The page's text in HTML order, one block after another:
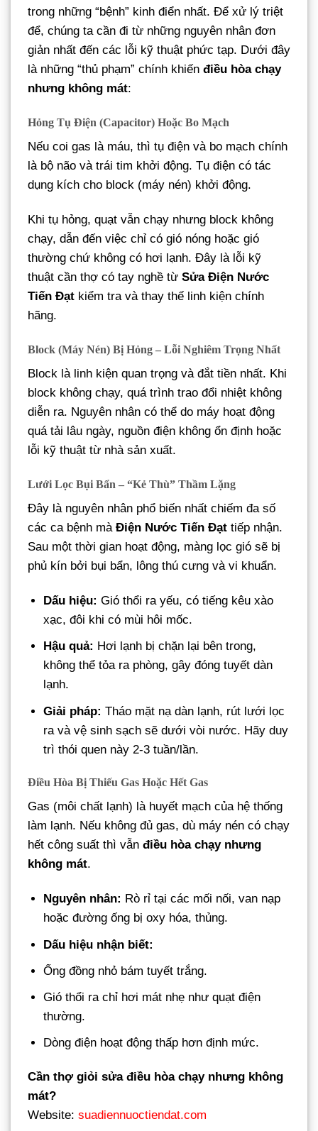
trong những “bệnh” kinh điển nhất. Để xử lý triệt
để, chúng ta cần đi từ những nguyên nhân đơn
giản nhất đến các lỗi kỹ thuật phức tạp. Dưới đây
là những “thủ phạm” chính khiến điều hòa chạy
nhưng không mát:
Hỏng Tụ Điện (Capacitor) Hoặc Bo Mạch
Nếu coi gas là máu, thì tụ điện và bo mạch chính
là bộ não và trái tim khởi động. Tụ điện có tác
dụng kích cho block (máy nén) khởi động.
Khi tụ hỏng, quạt vẫn chạy nhưng block không
chạy, dẫn đến việc chỉ có gió nóng hoặc gió
thường chứ không có hơi lạnh. Đây là lỗi kỹ
thuật cần thợ có tay nghề từ Sửa Điện Nước
Tiến Đạt kiểm tra và thay thế linh kiện chính
hãng.
Block (Máy Nén) Bị Hỏng – Lỗi Nghiêm Trọng Nhất
Block là linh kiện quan trọng và đắt tiền nhất. Khi
block không chạy, quá trình trao đổi nhiệt không
diễn ra. Nguyên nhân có thể do máy hoạt động
quá tải lâu ngày, nguồn điện không ổn định hoặc
lỗi kỹ thuật từ nhà sản xuất.
Lưới Lọc Bụi Bẩn – “Kẻ Thù” Thầm Lặng
Đây là nguyên nhân phổ biến nhất chiếm đa số
các ca bệnh mà Điện Nước Tiến Đạt tiếp nhận.
Sau một thời gian hoạt động, màng lọc gió sẽ bị
phủ kín bởi bụi bẩn, lông thú cưng và vi khuẩn.
Dấu hiệu: Gió thổi ra yếu, có tiếng kêu xào
xạc, đôi khi có mùi hôi mốc.
Hậu quả: Hơi lạnh bị chặn lại bên trong,
không thể tỏa ra phòng, gây đóng tuyết dàn
lạnh.
Giải pháp: Tháo mặt nạ dàn lạnh, rút lưới lọc
ra và vệ sinh sạch sẽ dưới vòi nước. Hãy duy
trì thói quen này 2-3 tuần/lần.
Điều Hòa Bị Thiếu Gas Hoặc Hết Gas
Gas (môi chất lạnh) là huyết mạch của hệ thống
làm lạnh. Nếu không đủ gas, dù máy nén có chạy
hết công suất thì vẫn điều hòa chạy nhưng
không mát.
Nguyên nhân: Rò rỉ tại các mối nối, van nạp
hoặc đường ống bị oxy hóa, thủng.
Dấu hiệu nhận biết:
Ống đồng nhỏ bám tuyết trắng.
Gió thổi ra chỉ hơi mát nhẹ như quạt điện
thường.
Dòng điện hoạt động thấp hơn định mức.
Cần thợ giỏi sửa điều hòa chạy nhưng không
mát?
Website: suadiennuoctiendat.com